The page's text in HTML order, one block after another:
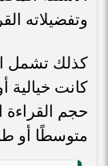
وتفضيلاته
كذلك تشمل
كانت خيالية
حجم
متوسطًا أو